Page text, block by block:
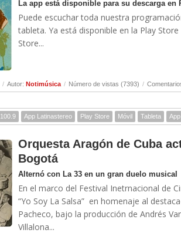
La app está disponible para su descarga en
Puede escuchar toda nuestra
tableta. Ya está disponible en la Play
Store...
/ Autor: Notimúsica / Número de vistas (7393) /
100.9 App Latinastereo Play Store Móvil Tableta
Orquesta Aragón de Cuba
Bogotá
Alternó con La 33 en un gran duelo musical
En el marco del Festival Inetrnacional de
“Yo Soy La Salsa” en homenaje al
Pacheco, bajo la producción de Andrés
Villalona...